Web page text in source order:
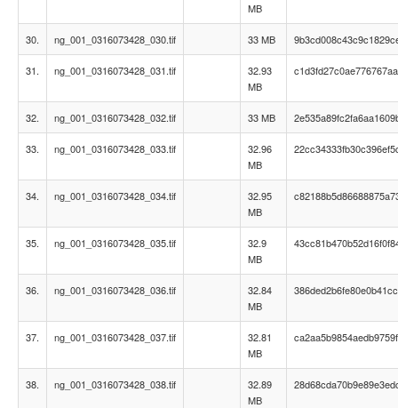
MB
30. ng_001_0316073428_030.tif 33 MB
31. ng_001_0316073428_031.tif
32.93
MB
32. ng_001_0316073428_032.tif 33 MB
33. ng_001_0316073428_033.tif
32.96
MB
34. ng_001_0316073428_034.tif
32.95
MB
35. ng_001_0316073428_035.tif
32.9
MB
36. ng_001_0316073428_036.tif
32.84
MB
37. ng_001_0316073428_037.tif
32.81
MB
38. ng_001_0316073428_038.tif
32.89
MB